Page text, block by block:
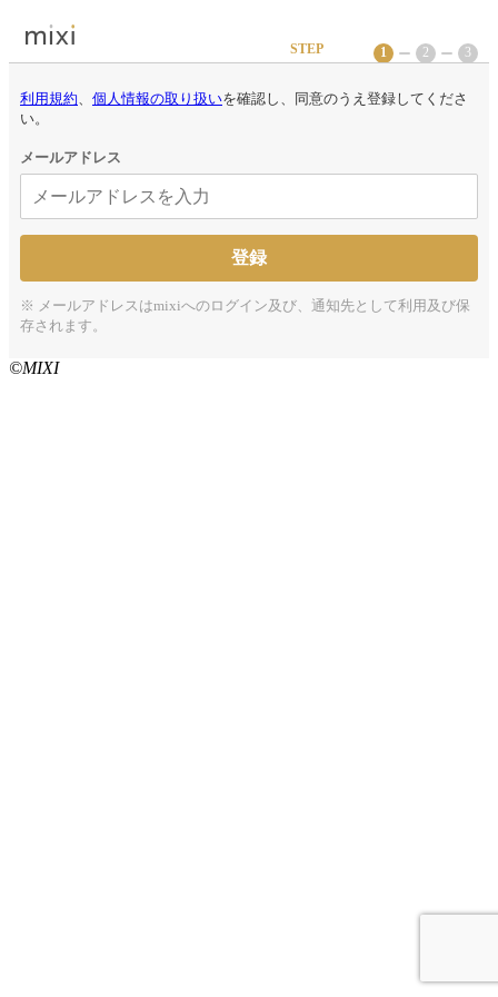
STEP 1 2 3
利用規約、 個人情報の取り扱いを確認し、同意のうえ登録してくださ
い。
メールアドレス
※ メールアドレスはmixiへのログイン及び、通知先として利用及び保
存されます。
©MIXI